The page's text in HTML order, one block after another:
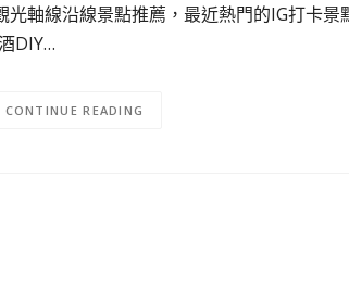
光軸線沿線景點推薦，最近熱門的IG打卡
DIY…
CONTINUE READING